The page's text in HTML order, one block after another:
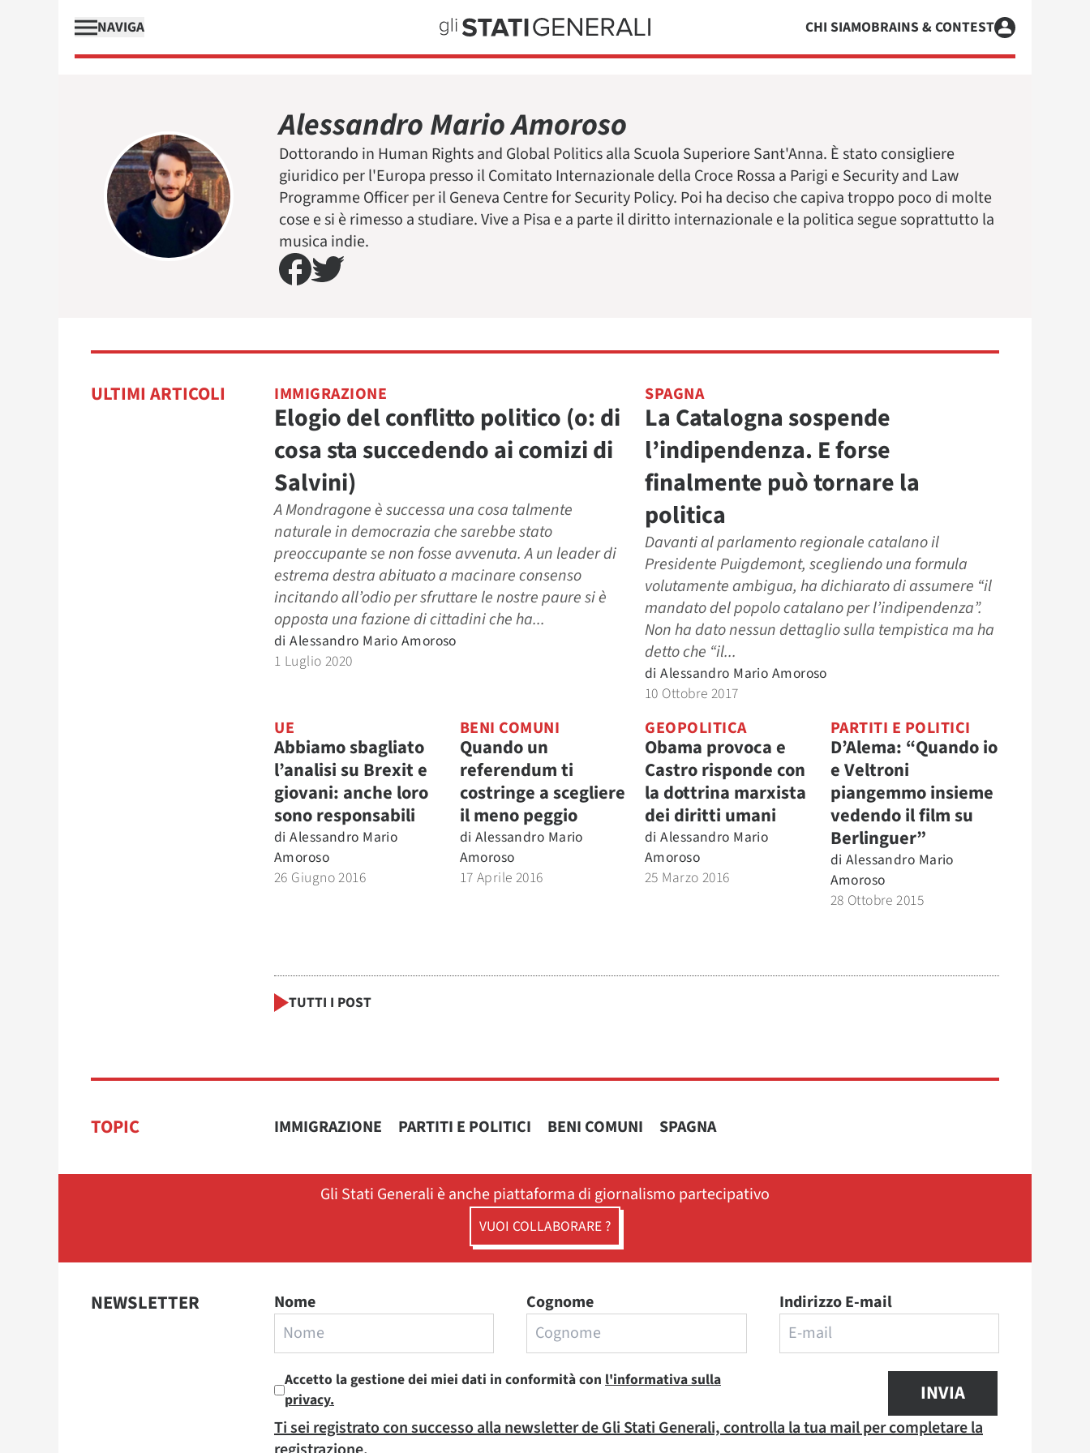
NAVIGA CHI SIAMOBRAINS & CONTEST
Alessandro Mario Amoroso
Dottorando in Human Rights and Global Politics alla Scuola Superiore Sant'Anna. È stato consigliere
giuridico per l'Europa presso il Comitato Internazionale della Croce Rossa a Parigi e Security and Law
Programme Officer per il Geneva Centre for Security Policy. Poi ha deciso che capiva troppo poco di molte
cose e si è rimesso a studiare. Vive a Pisa e a parte il diritto internazionale e la politica segue soprattutto la
musica indie.
ULTIMI ARTICOLI IMMIGRAZIONE
Elogio del conflitto politico (o: di
cosa sta succedendo ai comizi di
Salvini)
A Mondragone è successa una cosa talmente
naturale in democrazia che sarebbe stato
preoccupante se non fosse avvenuta. A un leader di
estrema destra abituato a macinare consenso
incitando all’odio per sfruttare le nostre paure si è
opposta una fazione di cittadini che ha...
di Alessandro Mario Amoroso
1 Luglio 2020
SPAGNA
La Catalogna sospende
l’indipendenza. E forse
finalmente può tornare la
politica
Davanti al parlamento regionale catalano il
Presidente Puigdemont, scegliendo una formula
volutamente ambigua, ha dichiarato di assumere “il
mandato del popolo catalano per l’indipendenza”.
Non ha dato nessun dettaglio sulla tempistica ma ha
detto che “il...
di Alessandro Mario Amoroso
10 Ottobre 2017
UE
Abbiamo sbagliato
l’analisi su Brexit e
giovani: anche loro
sono responsabili
di Alessandro Mario
Amoroso
26 Giugno 2016
BENI COMUNI
Quando un
referendum ti
costringe a scegliere
il meno peggio
di Alessandro Mario
Amoroso
17 Aprile 2016
GEOPOLITICA
Obama provoca e
Castro risponde con
la dottrina marxista
dei diritti umani
di Alessandro Mario
Amoroso
25 Marzo 2016
PARTITI E POLITICI
D’Alema: “Quando io
e Veltroni
piangemmo insieme
vedendo il film su
Berlinguer”
di Alessandro Mario
Amoroso
28 Ottobre 2015
TUTTI I POST
TOPIC IMMIGRAZIONE PARTITI E POLITICI BENI COMUNI SPAGNA
Gli Stati Generali è anche piattaforma di giornalismo partecipativo
VUOI COLLABORARE ?
NEWSLETTER Nome Cognome Indirizzo E-mail
Accetto la gestione dei miei dati in conformità con l'informativa sulla
privacy.
INVIA
Ti sei registrato con successo alla newsletter de Gli Stati Generali, controlla la tua mail per completare la